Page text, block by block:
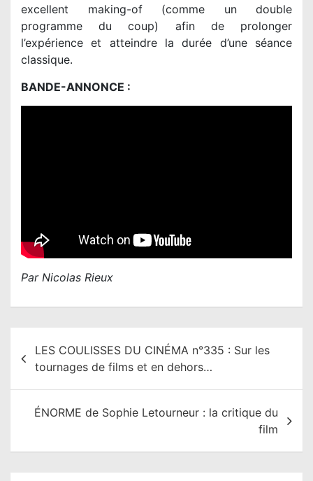
excellent making-of (comme un double
programme du coup) afin de prolonger
l’expérience et atteindre la durée d’une séance
classique.
BANDE-ANNONCE :
Par Nicolas Rieux
LES COULISSES DU CINÉMA n°335 : Sur les
tournages de films et en dehors…
ÉNORME de Sophie Letourneur : la critique du
film